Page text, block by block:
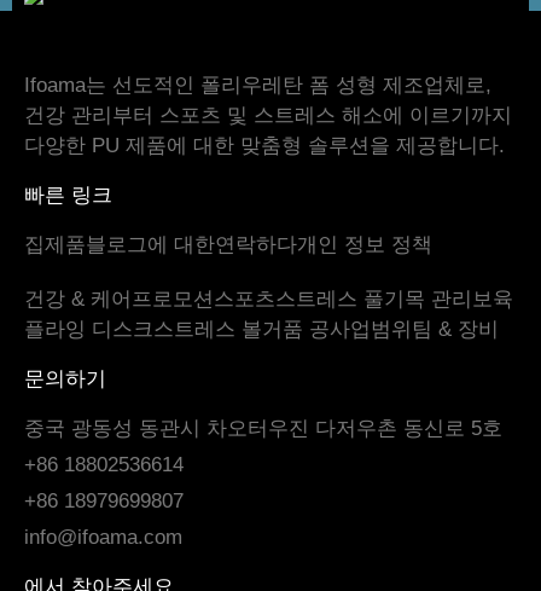
Ifoama는 선도적인 폴리우레탄 폼 성형 제조업체로,
건강 관리부터 스포츠 및 스트레스 해소에 이르기까지
다양한 PU 제품에 대한 맞춤형 솔루션을 제공합니다.
빠른 링크
집제품블로그에 대한연락하다개인 정보 정책
건강 & 케어 프로모션스포츠스트레스 풀기 목 관리 보육
플라잉 디스크스트레스 볼거품 공사업범위 팀 & 장비
문의하기
중국 광동성 동관시 차오터우진 다저우촌 동신로 5호
+86 18802536614
+86 18979699807
info@ifoama.com